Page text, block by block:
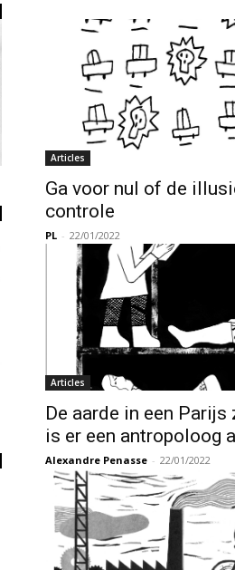
Articles
Ga voor nul of de
controle
PL - 22/01/2022
Articles
De aarde in een Parijs
is er een antropoloog
Alexandre Penasse - 22/01/2022